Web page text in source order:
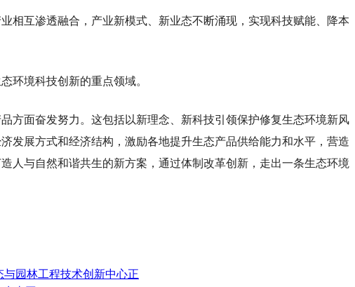
相互渗透融合，产业新模式、新业态不断涌现，实现科技赋能、降本
环境科技创新的重点领域。
方面奋发努力。这包括以新理念、新科技引领保护修复生态环境新风
发展方式和经济结构，激励各地提升生态产品供给能力和水平，营造
人与自然和谐共生的新方案，通过体制改革创新，走出一条生态环境
与园林工程技术创新中心正